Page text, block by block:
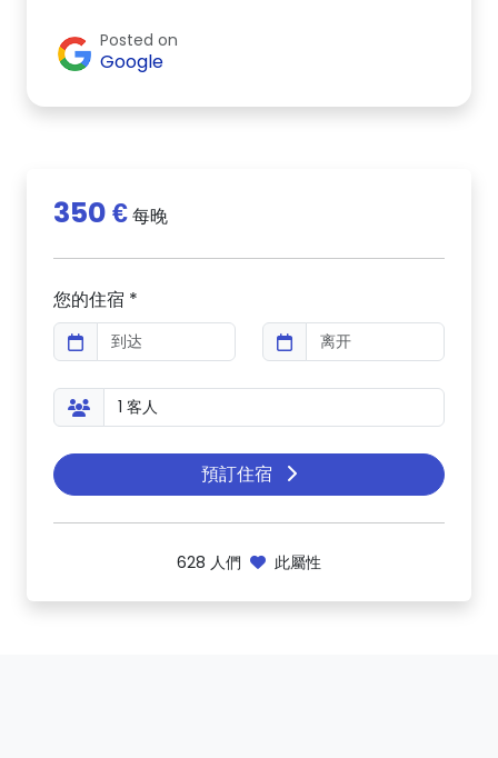
Posted on
Google
350 €每晚
您的住宿 *
預訂住宿
628 人們 此屬性